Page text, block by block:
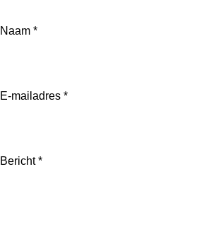
Naam *
E-mailadres *
Bericht *